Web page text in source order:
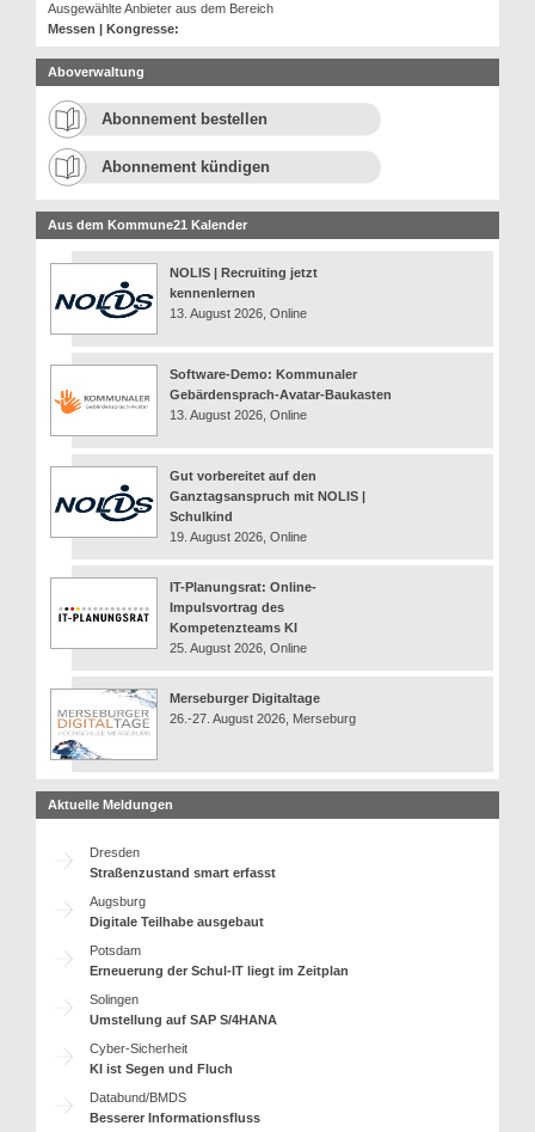
Ausgewählte Anbieter aus dem Bereich
Messen | Kongresse:
Aboverwaltung
Abonnement bestellen
Abonnement kündigen
Aus dem Kommune21 Kalender
NOLIS | Recruiting jetzt
kennenlernen
13. August 2026, Online
Software-Demo: Kommunaler
Gebärdensprach-Avatar-Baukasten
13. August 2026, Online
Gut vorbereitet auf den
Ganztagsanspruch mit NOLIS |
Schulkind
19. August 2026, Online
IT-Planungsrat: Online-
Impulsvortrag des
Kompetenzteams KI
25. August 2026, Online
Merseburger Digitaltage
26.-27. August 2026, Merseburg
Aktuelle Meldungen
Dresden
Straßenzustand smart erfasst
Augsburg
Digitale Teilhabe ausgebaut
Potsdam
Erneuerung der Schul-IT liegt im Zeitplan
Solingen
Umstellung auf SAP S/4HANA
Cyber-Sicherheit
KI ist Segen und Fluch
Databund/BMDS
Besserer Informationsfluss